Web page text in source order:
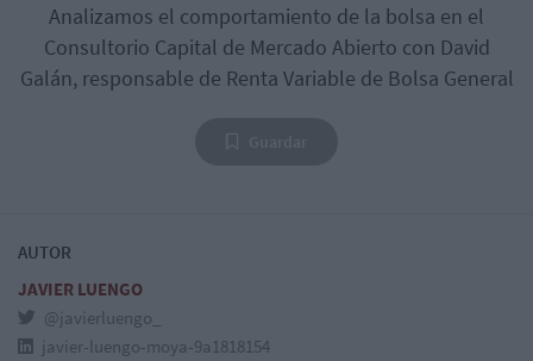
Analizamos el comportamiento de la bolsa en el
Consultorio Capital de Mercado Abierto con David
Galán, responsable de Renta Variable de Bolsa General
AUTOR
JAVIER LUENGO
@javierluengo_
javier-luengo-moya-9a1818154